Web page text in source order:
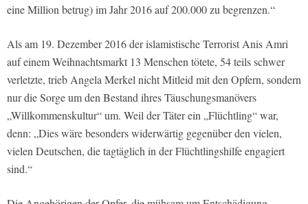
eine Million betrug) im Jahr 2016 auf 200.000 zu begrenzen.“
Als am 19. Dezember 2016 der islamistische Terrorist Anis Amri
auf einem Weihnachtsmarkt 13 Menschen tötete, 54 teils schwer
verletzte, trieb Angela Merkel nicht Mitleid mit den Opfern, sondern
nur die Sorge um den Bestand ihres Täuschungsmanövers
„Willkommenskultur“ um. Weil der Täter ein „Flüchtling“ war,
denn: „Dies wäre besonders widerwärtig gegenüber den vielen,
vielen Deutschen, die tagtäglich in der Flüchtlingshilfe engagiert
sind.“